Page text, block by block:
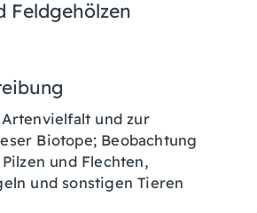
Feldgehölzen
und zur
Biotope; Beobachtung
und Flechten,
und sonstigen Tieren